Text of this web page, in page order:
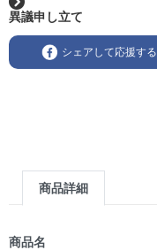
異議申し立て
シェアして応援する
商品詳細
商品名